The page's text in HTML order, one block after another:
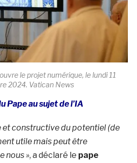
le projet numérique, le lundi 11
2024. Vatican News
Pape au sujet de l’IA
et constructive du potentiel (de
utile mais peut être
nous », a déclaré le pape